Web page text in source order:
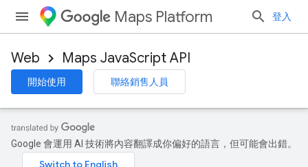
Maps Platform 登入
Web Maps JavaScript API
開始使用 聯絡銷售人員
Google 會運用 AI 技術將內容翻譯成你偏好的語言，但可能會出錯。